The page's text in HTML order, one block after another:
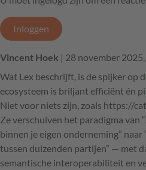
Inloggen
Vincent Hoek | 28 november
Wat Lex beschrijft, is de spijker op
ecosysteem is briljant efficiënt én
Niet voor niets zijn, zoals https://
Ze verschuiven het paradigma van
binnen je eigen onderneming”
tussen duizenden partijen” — met
semantische interoperabiliteit en